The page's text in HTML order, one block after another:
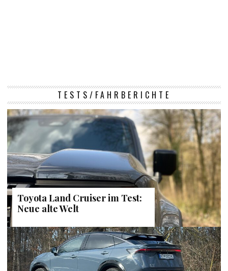
TESTS/FAHRBERICHTE
Toyota Land Cruiser im Test:
Neue alte Welt